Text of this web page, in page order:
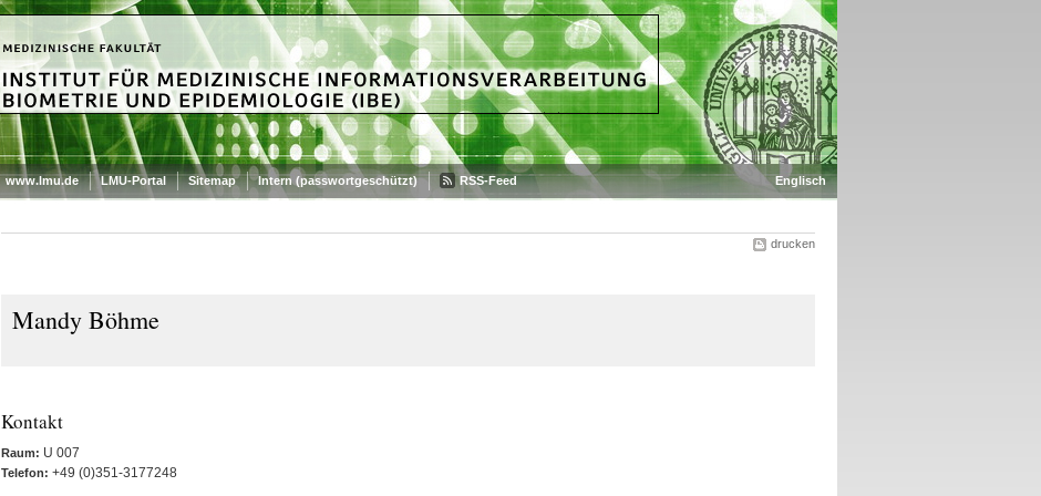
www.lmu.de LMU-Portal Sitemap Intern (passwortgeschützt) RSS-Feed Englisch
drucken
Mandy Böhme
Kontakt
Raum: U 007
Telefon: +49 (0)351-3177248